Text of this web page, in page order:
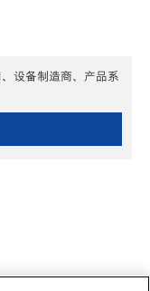
设备制造商、产品系